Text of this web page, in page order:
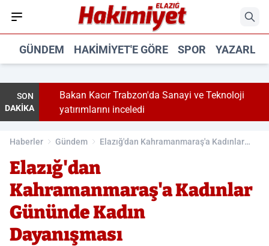
GÜNDEM HAKIMIYET'E GÖRE SPOR
SON
DAKİKA
Bakan Kacır Trabzon'da Sanayi ve Teknoloji
yatırımlarını inceledi
Haberler Gündem
Elazığ'dan Kahramanmaraş'a Kadınlar
Elazığ'dan
Kahramanmaraş'a Kadınlar
Gününde Kadın
Dayanışması